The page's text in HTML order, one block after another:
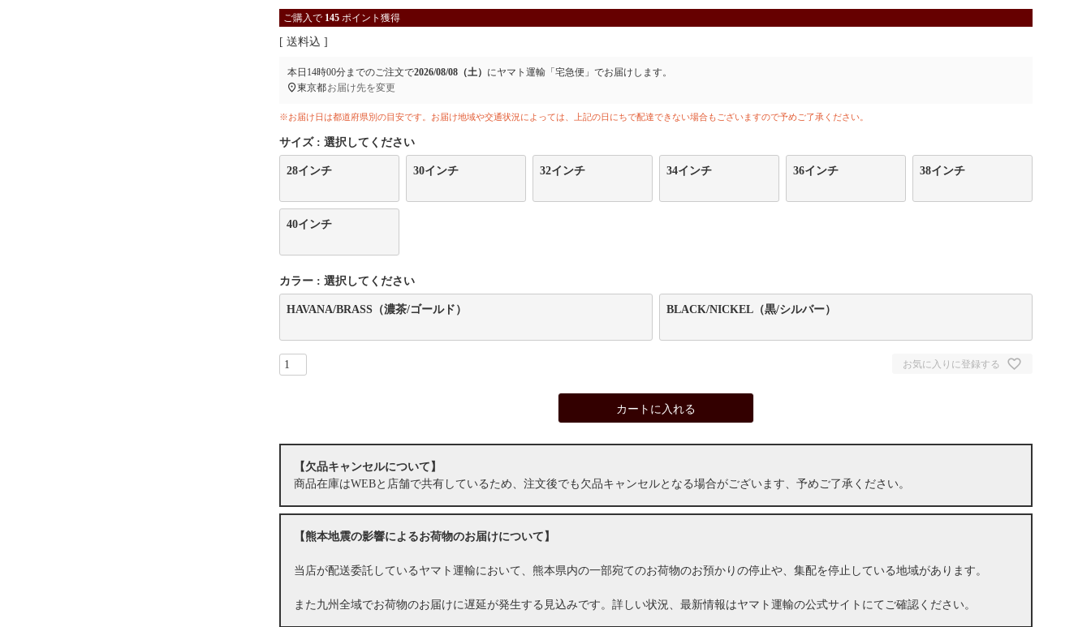
ご購入で 145 ポイント獲得
送料込
本日 14時00分までのご注文で2026/08/08（土） にヤマト運輸「宅急便」 でお届けします。
東京都お届け先を変更
※お届け日は都道府県別の目安です。お届け地域や交通状況によっては、上記の日にちで配達できない場合もございますので予めご了承ください。
サイズ 選択してください
28インチ 30インチ 32インチ 34インチ 36インチ 38インチ
40インチ
カラー 選択してください
HAVANA/BRASS（濃茶/ゴールド） BLACK/NICKEL（黒/シルバー）
お気に入りに登録する
カートに入れる
【欠品キャンセルについて】
商品在庫はWEBと店舗で共有しているため、注文後でも欠品キャンセルとなる場合がございます、予めご了承ください。
【熊本地震の影響によるお荷物のお届けについて】
当店が配送委託しているヤマト運輸において、熊本県内の一部宛てのお荷物のお預かりの停止や、集配を停止している地域があります。
また九州全域でお荷物のお届けに遅延が発生する見込みです。詳しい状況、最新情報はヤマト運輸の公式サイトにてご確認ください。